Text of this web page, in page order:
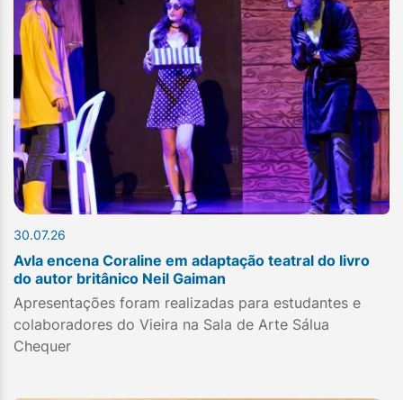
30.07.26
Avla encena Coraline em adaptação teatral do livro
do autor britânico Neil Gaiman
Apresentações foram realizadas para estudantes e
colaboradores do Vieira na Sala de Arte Sálua
Chequer